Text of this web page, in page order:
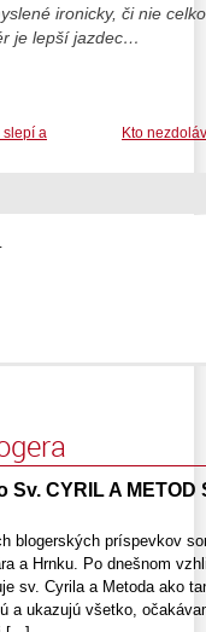
ironicky, či nie
je lepší jazdec…
Kto
a
Sv. CYRIL A METOD
blogerských príspevkov
a Hrnku. Po dnešnom
sv. Cyrila a Metoda ako
a ukazujú všetko,